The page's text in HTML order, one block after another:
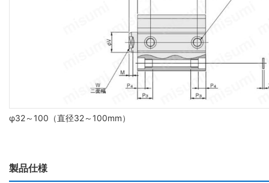
φ32～100（直径32～100mm）
製品仕様